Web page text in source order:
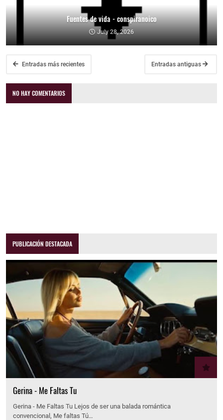
Fuentes de vida - conspiranoico
July 28, 2026
Entradas más recientes Entradas antiguas
NO HAY COMENTARIOS
PUBLICACIÓN DESTACADA
Gerina - Me Faltas Tu
Gerina - Me Faltas Tu Lejos de ser una balada romántica
convencional, Me faltas Tú…